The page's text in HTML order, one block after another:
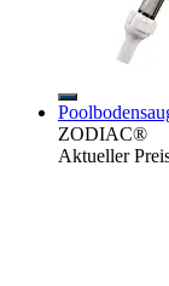
ZODIAC®
Aktueller